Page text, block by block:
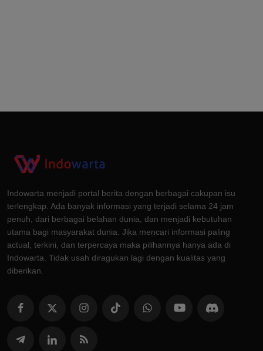
Indowarta menjadi portal berita dengan berbagai cakupan isu
terlengkap. Ada banyak informasi yang terjadi selama 24 jam
penuh, dari berbagai belahan dunia, dan menjadi kebutuhan
utama bagi masyarakat dunia. Jika mencari informasi paling
actual, terkini, dan terpercaya maka pilihannya hanya ada di
Indowarta. Tidak usah diragukan lagi dengan kualitas yang
diberikan.